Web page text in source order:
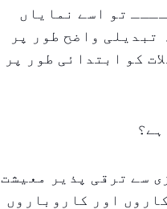
تو اسے نمایاں
واضح طور پر
کو ابتدائی طور پر
سے ترقی پذیر معیشت
اور کاروباروں